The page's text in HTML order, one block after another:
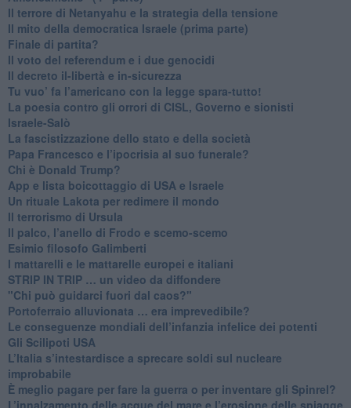
​Il terrore di Netanyahu e la strategia della tensione
Il mito della democratica Israele (prima parte)
​Finale di partita?
​Il voto del referendum e i due genocidi
Il decreto il-libertà e in-sicurezza
Tu vuo’ fa l’americano con la legge spara-tutto!
La poesia contro gli orrori di CISL, Governo e sionisti
Israele-Salò
​La fascistizzazione dello stato e della società
Papa Francesco e l’ipocrisia al suo funerale?
​Chi è Donald Trump?
App e lista boicottaggio di USA e Israele
​Un rituale Lakota per redimere il mondo
Il terrorismo di Ursula
​Il palco, l’anello di Frodo e scemo-scemo
Esimio filosofo Galimberti
​I mattarelli e le mattarelle europei e italiani
​STRIP IN TRIP … un video da diffondere
"Chi può guidarci fuori dal caos?"
​Portoferraio alluvionata … era imprevedibile?
Le conseguenze mondiali dell’infanzia infelice dei potenti
​Gli Scilipoti USA
L’Italia s’intestardisce a sprecare soldi sul nucleare
improbabile
È meglio pagare per fare la guerra o per inventare gli Spinrel?
​L’innalzamento delle acque del mare e l’erosione delle spiagge